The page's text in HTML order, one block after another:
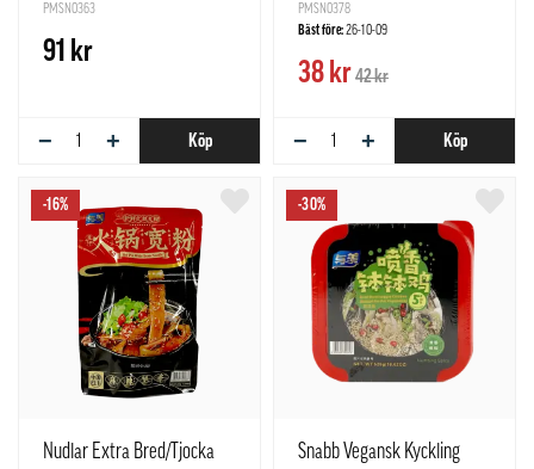
PMSN0363
91 kr
− + Köp
PMSN0378
Bäst före:26-10-09
38 kr42 kr
− + Köp
-16%
Nudlar Extra Bred/Tjocka
-30%
Snabb Vegansk Kyckling